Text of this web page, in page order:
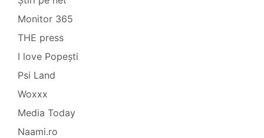
Monitor 365
THE press
I love Popești
Psi Land
Woxxx
Media Today
Naami.ro